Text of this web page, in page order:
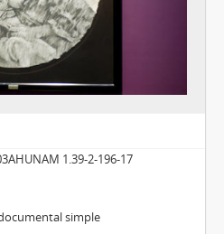
1.39-2-196-17
simple